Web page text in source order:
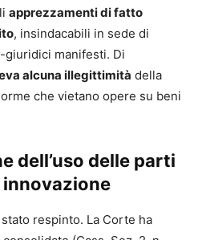
apprezzamenti di fatto
, insindacabili in sede di
manifesti. Di
alcuna illegittimità della
che vietano opere su beni
dell’uso delle parti
respinto. La Corte ha